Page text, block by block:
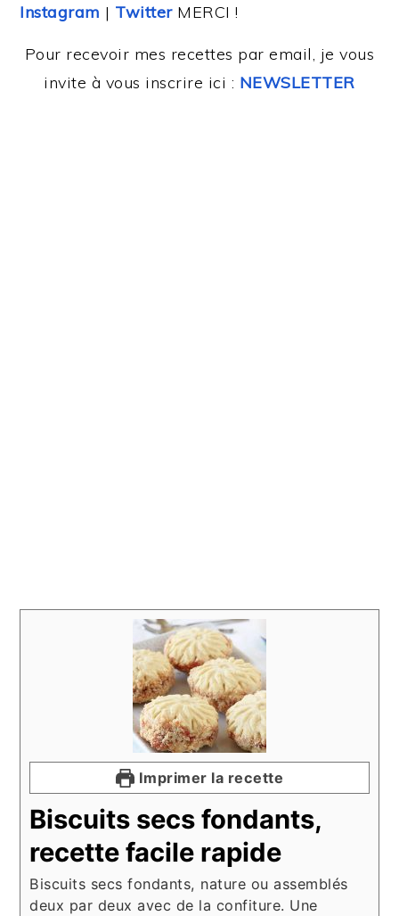
Instagram | TwitterMERCI !
Pour recevoir mes recettes par email, je vous
invite à vous inscrire ici : NEWSLETTER
Imprimer la recette
Biscuits secs fondants,
recette facile rapide
Biscuits secs fondants, nature ou assemblés
deux par deux avec de la confiture. Une